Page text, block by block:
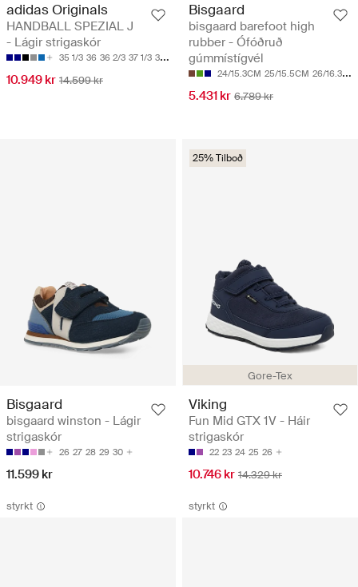
adidas Originals
HANDBALL SPEZIAL J
- Lágir strigaskór
35 1/3 36 36 2/3 37 1/3 38
10.949 kr 14.599 kr
Bisgaard
bisgaard barefoot high
rubber - Ófóðruð
gúmmístígvél
24/15.3CM 25/15.5CM 26/16.3CM
5.431 kr 6.789 kr
Bisgaard
bisgaard winston - Lágir
strigaskór
26 27 28 29 30
11.599 kr
Gore-Tex
25% Tilboð
Viking
Fun Mid GTX 1V - Háir
strigaskór
22 23 24 25 26
10.746 kr 14.329 kr
styrkt styrkt